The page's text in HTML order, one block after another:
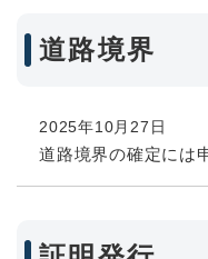
道路境界
2025年10月27日
道路境界の確定には